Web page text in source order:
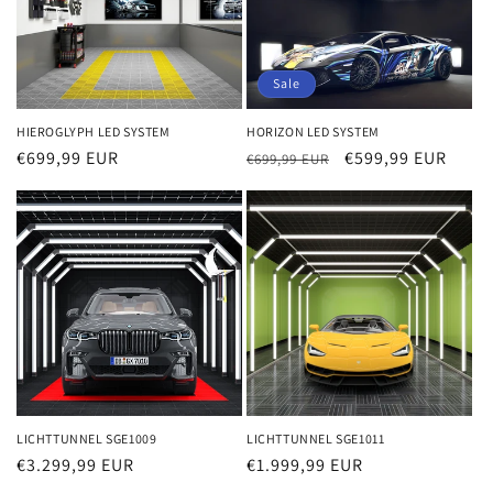
HIEROGLYPH LED SYSTEM
Normaler
€699,99 EUR
Sale
HORIZON LED SYSTEM
Normaler
€699,99 EUR Verkaufspreis
€599,99 EUR
LICHTTUNNEL SGE1009
Normaler
€3.299,99 EUR
LICHTTUNNEL SGE1011
Normaler
€1.999,99 EUR